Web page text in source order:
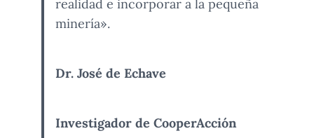
realidad e incorporar a la pequeña
minería».
Dr. José de Echave
Investigador de CooperAcción